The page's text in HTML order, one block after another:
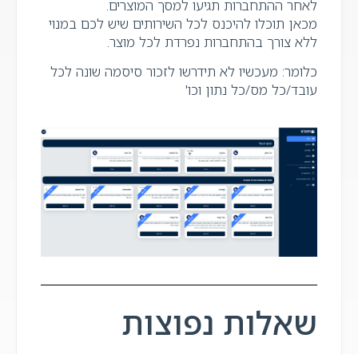
לאחר ההתחברות תגיעו למסך המוצרים.
מכאן תוכלו להיכנס לכל השירותים שיש לכם במנוי
ללא צורך בהתחברות נפרדת לכל מוצר.
כלומר: מעכשיו לא תידרשו לזכור סיסמה שונה לכל
עובד/כל מס/כל נתון וכו'
שאלות נפוצות